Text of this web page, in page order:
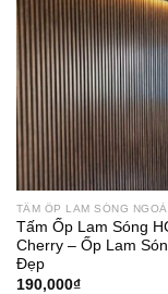
TẤM ỐP LAM SÓNG
Tấm Ốp Lam Sóng
Cherry – Ốp Lam
Đẹp
190,000₫